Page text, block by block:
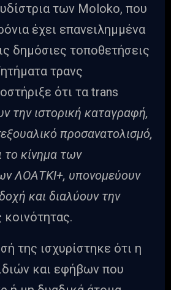
των Moloko, που
έχει επανειλημμένα
δημόσιες τοποθετήσεις
τρανς
ότι τα trans
την ιστορική καταγραφή,
προσανατολισμό,
το κίνημα των
ΛΟΑΤΚΙ+, υπονομεύουν
και διαλύουν την
κοινότητας.
της ισχυρίστηκε ότι η
και εφήβων που